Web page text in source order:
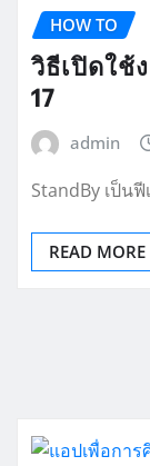
HOW TO
วิธีเปิดใช้
17
admin
StandBy เป็นฟี
READ MORE